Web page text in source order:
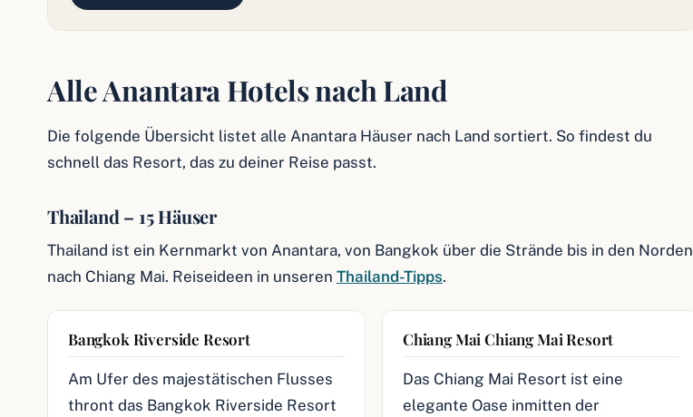
Alle Anantara Hotels nach Land
Die folgende Übersicht listet alle Anantara Häuser nach Land sortiert. So findest du
schnell das Resort, das zu deiner Reise passt.
Thailand – 15 Häuser
Thailand ist ein Kernmarkt von Anantara, von Bangkok über die Strände bis in den Norden
nach Chiang Mai. Reiseideen in unseren Thailand-Tipps.
Bangkok Riverside Resort
Am Ufer des majestätischen Flusses
thront das Bangkok Riverside Resort
Chiang Mai Chiang Mai Resort
Das Chiang Mai Resort ist eine
elegante Oase inmitten der